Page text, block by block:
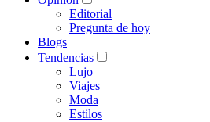
Editorial
Pregunta de hoy
Blogs
Tendencias
Lujo
Viajes
Moda
Estilos